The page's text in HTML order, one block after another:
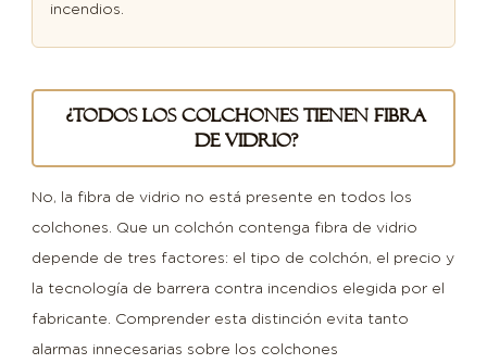
fibra
vidrio
¿Qué
es
la
tela
del
colchón
y
incendios.
¿Todos los colchones tienen fibra
de vidrio?
No, la fibra de vidrio no está presente en todos los
colchones. Que un colchón contenga fibra de vidrio
depende de tres factores: el tipo de colchón, el precio y
la tecnología de barrera contra incendios elegida por el
fabricante. Comprender esta distinción evita tanto
alarmas innecesarias sobre los colchones